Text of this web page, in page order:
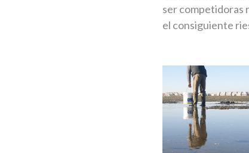
ser competidoras
el consiguiente